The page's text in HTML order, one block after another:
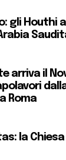
gli Houthi
arriva il
Roma
la Chiesa